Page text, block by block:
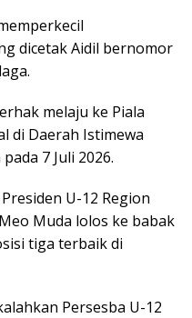
dicetak Aidil bernomor
melaju ke Piala
di Daerah Istimewa
7 Juli 2026.
U-12 Region
Muda lolos ke babak
tiga terbaik di
Persesba U-12